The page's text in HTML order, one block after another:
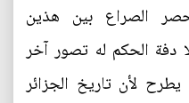
الصراع بين هذين
دفة الحكم له تصور آخر
يطرح لأن تاريخ الجزائر